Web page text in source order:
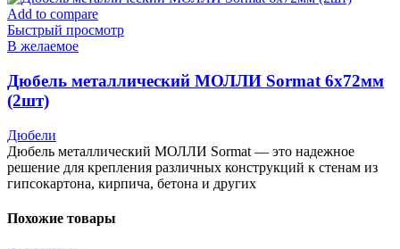
Add to compare
Быстрый просмотр
В желаемое
Дюбель металлический МОЛЛИ Sormat 6х72мм
(2шт)
Дюбели
Дюбель металлический МОЛЛИ Sormat — это надежное
решение для крепления различных конструкций к стенам из
гипсокартона, кирпича, бетона и других
Похожие товары